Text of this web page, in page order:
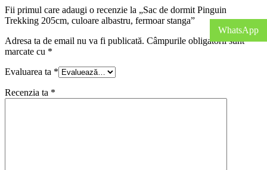
Fii primul care adaugi o recenzie la „Sac de dormit Pinguin
Trekking 205cm, culoare albastru, fermoar stanga”
Adresa ta de email nu va fi publicată. Câmpurile obligatorii sunt
marcate cu *
Evaluarea ta *
Recenzia ta *
WhatsApp